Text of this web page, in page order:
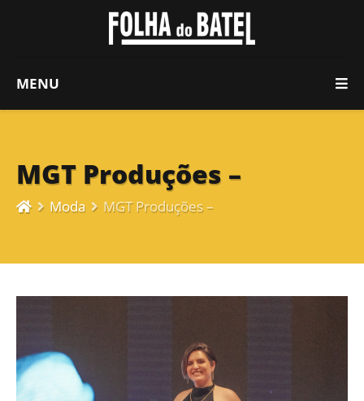
MENU
MGT Produções –
Moda MGT Produções –